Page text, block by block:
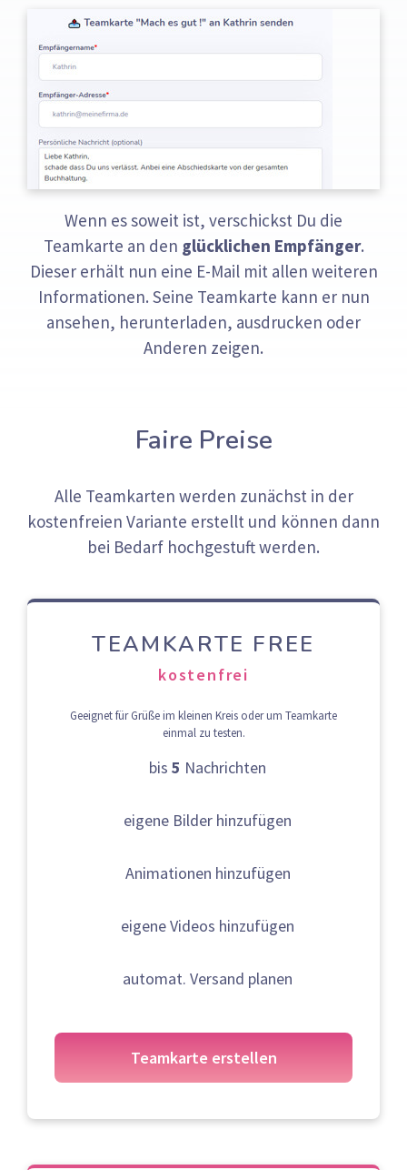
Wenn es soweit ist, verschickst Du die
Teamkarte an den glücklichen Empfänger.
Dieser erhält nun eine E-Mail mit allen weiteren
Informationen. Seine Teamkarte kann er nun
ansehen, herunterladen, ausdrucken oder
Anderen zeigen.
Faire Preise
Alle Teamkarten werden zunächst in der
kostenfreien Variante erstellt und können dann
bei Bedarf hochgestuft werden.
TEAMKARTE FREE
kostenfrei
Geeignet für Grüße im kleinen Kreis oder um Teamkarte
einmal zu testen.
bis 5 Nachrichten
eigene Bilder hinzufügen
Animationen hinzufügen
eigene Videos hinzufügen
automat. Versand planen
Teamkarte erstellen